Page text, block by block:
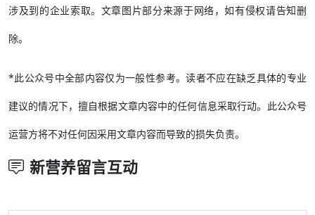
涉及到的企业索取。文章图片部分来源于网络，如有侵权请告知删
除。
*此公众号中全部内容仅为一般性参考。读者不应在缺乏具体的专业
建议的情况下，擅自根据文章内容中的任何信息采取行动。此公众号
运营方将不对任何因采用文章内容而导致的损失负责。
新营养留言互动